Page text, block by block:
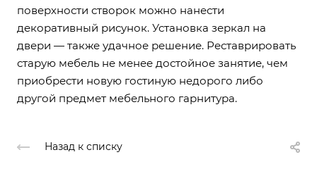
поверхности створок можно нанести
декоративный рисунок. Установка зеркал на
двери — также удачное решение. Реставрировать
старую мебель не менее достойное занятие, чем
приобрести новую гостиную недорого либо
другой предмет мебельного гарнитура.
Назад к списку